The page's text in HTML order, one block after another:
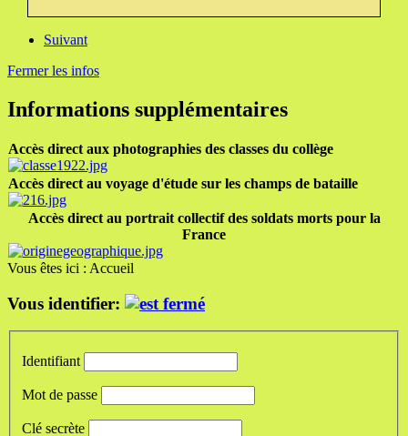
Suivant
Fermer les infos
Informations supplémentaires
Accès direct aux photographies des classes du collège
Accès direct au voyage d'étude sur les champs de bataille
Accès direct au portrait collectif des soldats morts pour la
France
Vous êtes ici : Accueil
Vous identifier:
Identifiant
Mot de passe
Clé secrète